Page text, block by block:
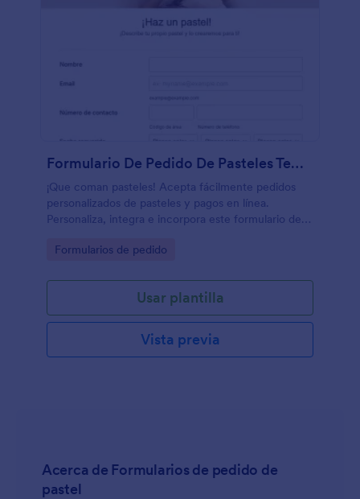
Formulario De Pedido De Pasteles Temáticos
¡Que coman pasteles! Acepta fácilmente pedidos
personalizados de pasteles y pagos en línea.
Personaliza, integra e incorpora este formulario de
Go to Category:
Formularios de pedido
Usar plantilla
Vista previa
Acerca de Formularios de pedido de
pastel